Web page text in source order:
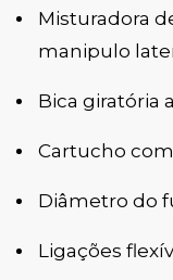
Misturadora
manipulo
Bica giratória
Cartucho
Diâmetro do
Ligações